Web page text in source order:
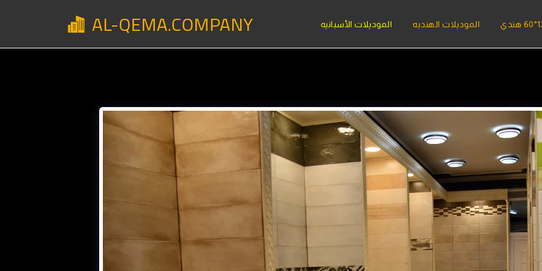
AL-QEMA.COMPANY الموديلات الأسبانيه الموديلات الهنديه